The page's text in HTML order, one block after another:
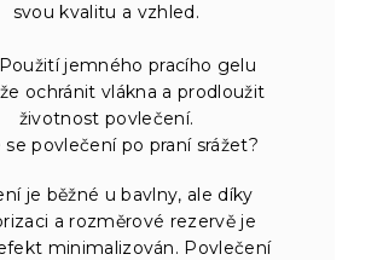
svou kvalitu a vzhled.
Použití jemného pracího gelu
ochránit vlákna a prodloužit
životnost povlečení.
se povlečení po praní srážet?
je běžné u bavlny, ale díky
a rozměrové rezervě je
minimalizován. Povlečení